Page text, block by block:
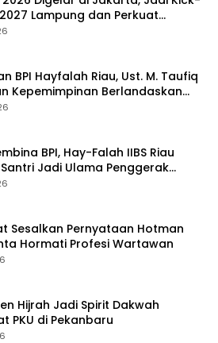
Lampung dan Perkuat
di Era AI
BPI Hayfalah Riau, Ust. M. Taufiq
Kepemimpinan Berlandaskan
Takwa
BPI, Hay-Falah IIBS Riau
Jadi Ulama Penggerak
Global
Sesalkan Pernyataan Hotman
Hormati Profesi Wartawan
Hijrah Jadi Spirit Dakwah
PKU di Pekanbaru